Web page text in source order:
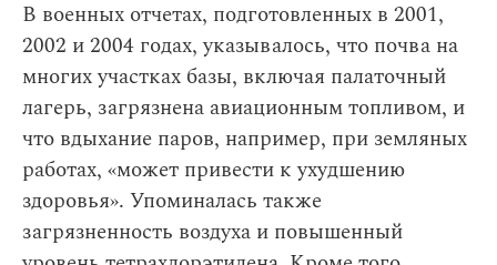
В военных отчетах, подготовленных в 2001,
2002 и 2004 годах, указывалось, что почва на
многих участках базы, включая палаточный
лагерь, загрязнена авиационным топливом, и
что вдыхание паров, например, при земляных
работах, «может привести к ухудшению
здоровья». Упоминалась также
загрязненность воздуха и повышенный